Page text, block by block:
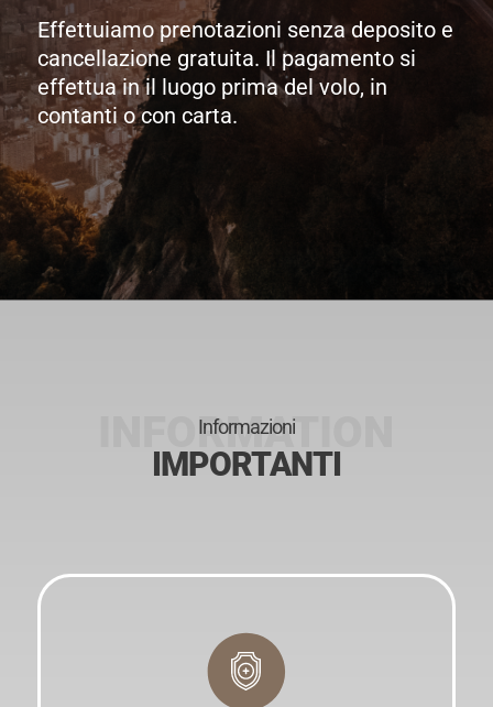
Effettuiamo prenotazioni senza deposito e
cancellazione gratuita. Il pagamento si
effettua in il luogo prima del volo, in
contanti o con carta.
Informazioni
IMPORTANTI